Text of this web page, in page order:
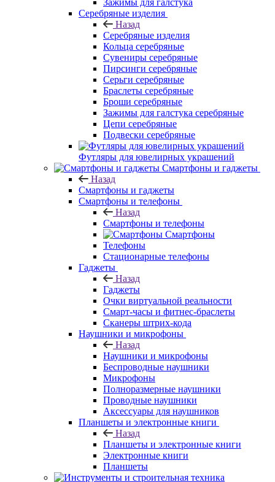
Зажимы для галстука
Серебряные изделия
Назад
Серебряные изделия
Кольца серебряные
Сувениры серебряные
Пирсинги серебряные
Серьги серебряные
Браслеты серебряные
Броши серебряные
Зажимы для галстука серебряные
Цепи серебряные
Подвески серебряные
Футляры для ювелирных украшений
Смартфоны и гаджеты
Назад
Смартфоны и гаджеты
Смартфоны и телефоны
Назад
Смартфоны и телефоны
Смартфоны
Телефоны
Стационарные телефоны
Гаджеты
Назад
Гаджеты
Очки виртуальной реальности
Смарт-часы и фитнес-браслеты
Сканеры штрих-кода
Наушники и микрофоны
Назад
Наушники и микрофоны
Беспроводные наушники
Микрофоны
Полноразмерные наушники
Проводные наушники
Аксессуары для наушников
Планшеты и электронные книги
Назад
Планшеты и электронные книги
Электронные книги
Планшеты